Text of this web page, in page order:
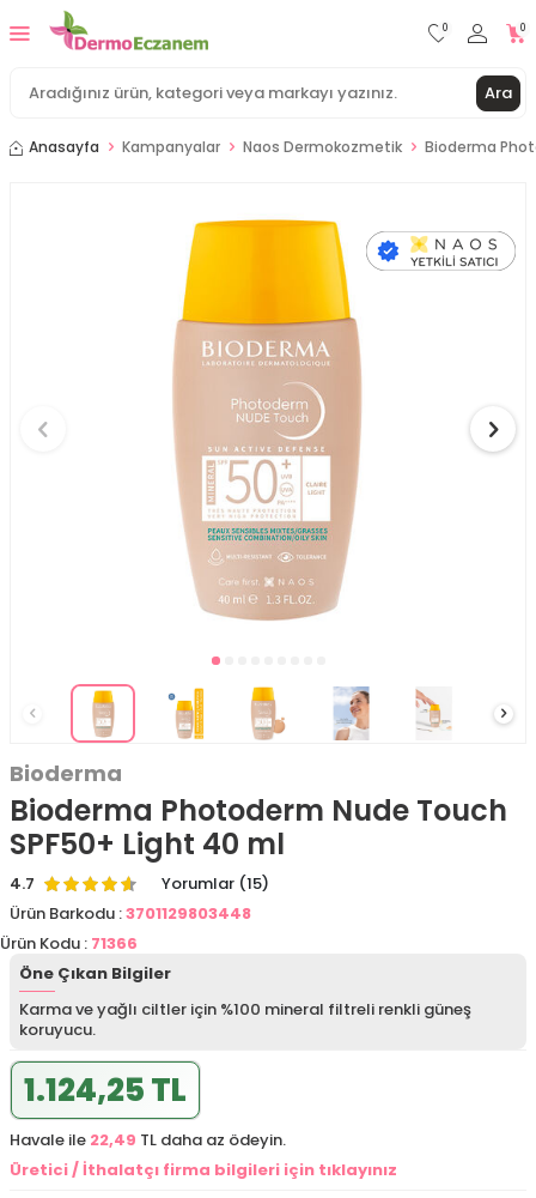
Ara
0 0
Anasayfa Kampanyalar Naos Dermokozmetik Bioderma
Bioderma
Bioderma Photoderm Nude Touch
SPF50+ Light 40 ml
4.7
Yorumlar (15)
Ürün Barkodu :3701129803448
Ürün Kodu : 71366
Öne Çıkan Bilgiler
Karma ve yağlı ciltler için %100 mineral filtreli renkli güneş
koruyucu.
1.124,25 TL
Havale ile 22,49 TL daha az ödeyin.
Üretici / İthalatçı firma bilgileri için tıklayınız